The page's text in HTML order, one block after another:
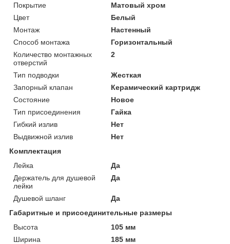
Покрытие
Матовый хром
Цвет
Белый
Монтаж
Настенный
Способ монтажа
Горизонтальный
Количество монтажных
отверстий
2
Тип подводки
Жесткая
Запорный клапан
Керамический картридж
Состояние
Новое
Тип присоединения
Гайка
Гибкий излив
Нет
Выдвижной излив
Нет
Комплектация
Лейка
Да
Держатель для душевой
лейки
Да
Душевой шланг
Да
Габаритные и присоединительные размеры
Высота
105 мм
Ширина
185 мм